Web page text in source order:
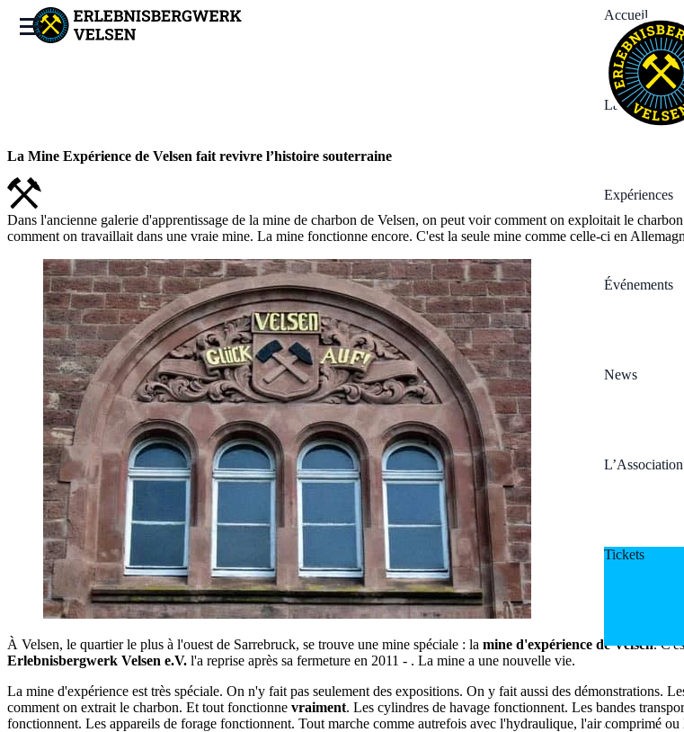
Accueil
La Mine
Expériences
Événements
News
L’Association
Tickets
La Mine Expérience de Velsen fait revivre l’histoire souterraine
Dans l'ancienne galerie d'apprentissage de la mine de charbon de Velsen, on peut voir comment on exploitait le
comment on travaillait dans une vraie mine. La mine fonctionne encore. C'est la seule mine comme celle-ci en
À Velsen, le quartier le plus à l'ouest de Sarrebruck, se trouve une mine spéciale : la mine d'expérience de Velsen.
Erlebnisbergwerk Velsen e.V. l'a reprise après sa fermeture en 2011 - . La mine a une nouvelle vie.
La mine d'expérience est très spéciale. On n'y fait pas seulement des expositions. On y fait aussi des démonstrations.
comment on extrait le charbon. Et tout fonctionne vraiment. Les cylindres de havage fonctionnent. Les bandes
fonctionnent. Les appareils de forage fonctionnent. Tout marche comme autrefois avec l'hydraulique, l'air comprimé ou